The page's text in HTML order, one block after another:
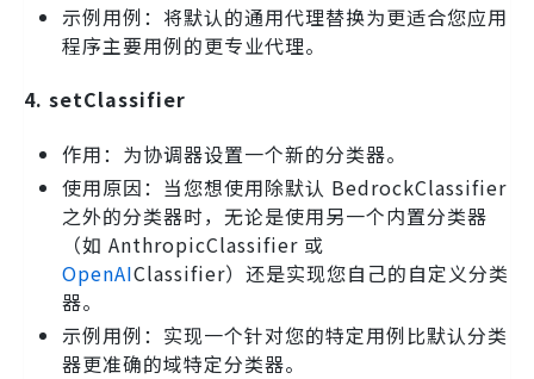
示例用例：将默认的通用代理替换为更适合您应用
程序主要用例的更专业代理。
4. setClassifier
作用：为协调器设置一个新的分类器。
使用原因：当您想使用除默认 BedrockClassifier
之外的分类器时，无论是使用另一个内置分类器
（如 AnthropicClassifier 或
OpenAIClassifier）还是实现您自己的自定义分类
器。
示例用例：实现一个针对您的特定用例比默认分类
器更准确的域特定分类器。